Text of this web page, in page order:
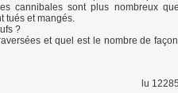
cannibales sont plus nombreux
tués et mangés.
?
et quel est le nombre de
lu